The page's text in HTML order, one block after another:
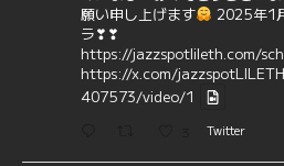
願い申し上げます
2025年1
ラ❣❣
https://jazzspotlileth.com/
https://x.com/
407573/video/1
Twitter